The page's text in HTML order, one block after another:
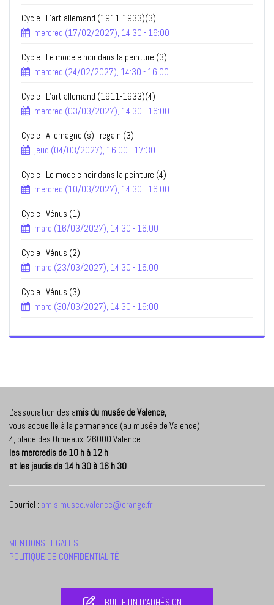
Cycle : L’art allemand (1911-1933)(3)
mercredi(17/02/2027), 14:30 - 16:00
Cycle : Le modele noir dans la peinture (3)
mercredi(24/02/2027), 14:30 - 16:00
Cycle : L’art allemand (1911-1933)(4)
mercredi(03/03/2027), 14:30 - 16:00
Cycle : Allemagne (s) : regain (3)
jeudi(04/03/2027), 16:00 - 17:30
Cycle : Le modele noir dans la peinture (4)
mercredi(10/03/2027), 14:30 - 16:00
Cycle : Vénus (1)
mardi(16/03/2027), 14:30 - 16:00
Cycle : Vénus (2)
mardi(23/03/2027), 14:30 - 16:00
Cycle : Vénus (3)
mardi(30/03/2027), 14:30 - 16:00
L'association des amis du musée de Valence,
vous accueille à la permanence (au musée de Valence)
4, place des Ormeaux, 26000 Valence
les mercredis de 10 h à 12 h
et les jeudis de 14 h 30 à 16 h 30
Courriel : amis.musee.valence@orange.fr
MENTIONS LEGALES
POLITIQUE DE CONFIDENTIALITÉ
BULLETIN D'ADHÉSION